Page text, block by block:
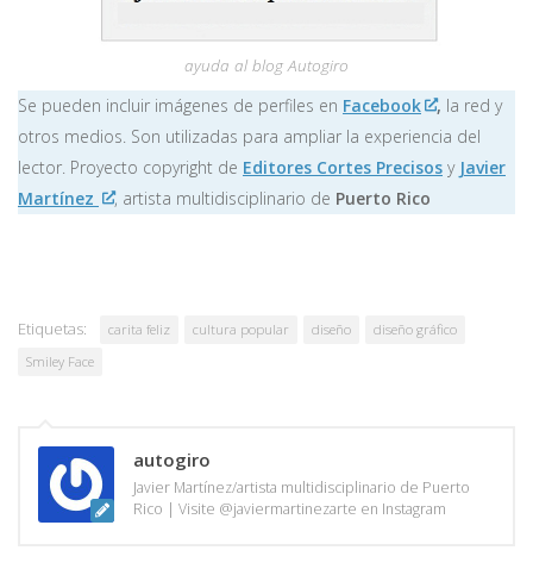
ayuda al blog Autogiro
Se pueden incluir imágenes de perfiles en Facebook , la red y
otros medios. Son utilizadas para ampliar la experiencia del
lector. Proyecto copyright de Editores Cortes Precisos y Javier
Martínez
, artista multidisciplinario de Puerto Rico
Etiquetas: carita feliz cultura popular diseño
diseño gráfico
Smiley Face
autogiro
Javier Martínez/artista multidisciplinario de Puerto
Rico | Visite @javiermartinezarte en Instagram